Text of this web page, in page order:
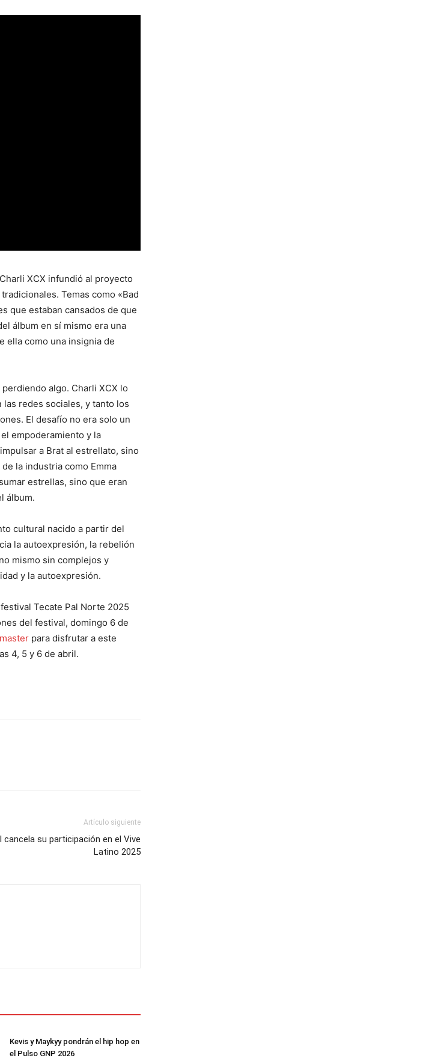
XCX infundió al proyecto
Temas como «Bad
que estaban cansados de que
álbum en sí mismo era una
ella como una insignia de
algo. Charli XCX lo
las redes sociales, y tanto los
El desafío no era solo un
empoderamiento y la
a Brat al estrellato, sino
la industria como Emma
estrellas, sino que eran
álbum.
cultural nacido a partir del
la autoexpresión, la rebelión
mismo sin complejos y
y la autoexpresión.
Tecate Pal Norte 2025
del festival, domingo 6 de
para disfrutar a este
4, 5 y 6 de abril.
Artículo siguiente
cancela su participación en el Vive
Latino 2025
Kevis y Maykyy pondrán el hip hop en
el Pulso GNP 2026